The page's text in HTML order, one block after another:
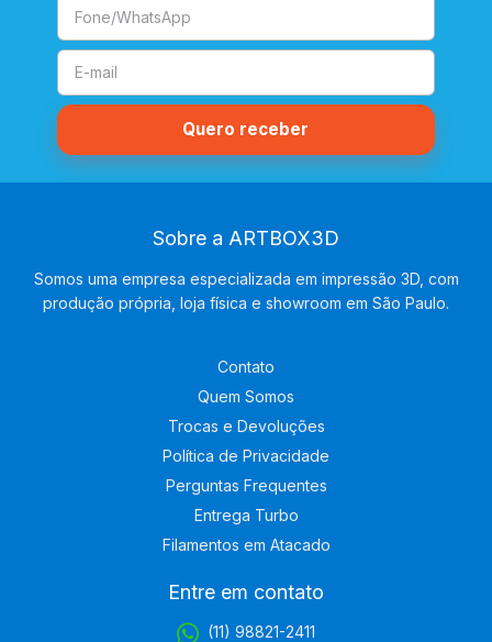
Sobre a ARTBOX3D
Somos uma empresa especializada em impressão 3D, com
produção própria, loja física e showroom em São Paulo.
Contato
Quem Somos
Trocas e Devoluções
Política de Privacidade
Perguntas Frequentes
Entrega Turbo
Filamentos em Atacado
Entre em contato
(11) 98821-2411